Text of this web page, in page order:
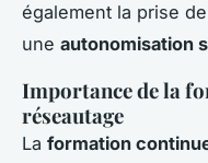
également la prise
une autonomisation
Importance de la
réseautage
La formation